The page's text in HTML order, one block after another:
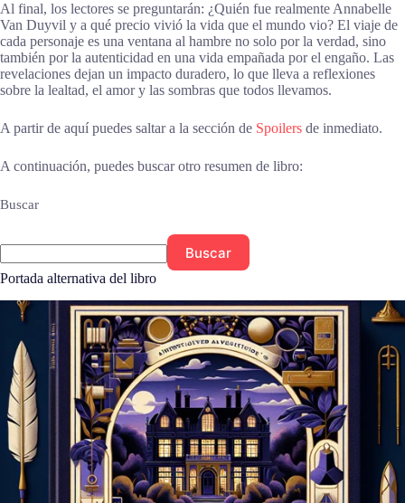
Al final, los lectores se preguntarán: ¿Quién fue realmente Annabelle
Van Duyvil y a qué precio vivió la vida que el mundo vio? El viaje de
cada personaje es una ventana al hambre no solo por la verdad, sino
también por la autenticidad en una vida empañada por el engaño. Las
revelaciones dejan un impacto duradero, lo que lleva a reflexiones
sobre la lealtad, el amor y las sombras que todos llevamos.
A partir de aquí puedes saltar a la sección de Spoilers de inmediato.
A continuación, puedes buscar otro resumen de libro:
Buscar
Buscar
Portada alternativa del libro